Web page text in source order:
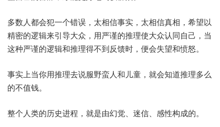
多数人都会犯一个错误，太相信事实，太相信真相，希望以
精密的逻辑来引导大众，用严谨的推理使大众认同自己，当
这种严谨的逻辑和推理得不到反馈时，便会失望和愤怒。
事实上当你用推理去说服野蛮人和儿童，就会知道推理多么
的不值钱。
整个人类的历史进程，就是由幻觉、迷信、感性构成的。